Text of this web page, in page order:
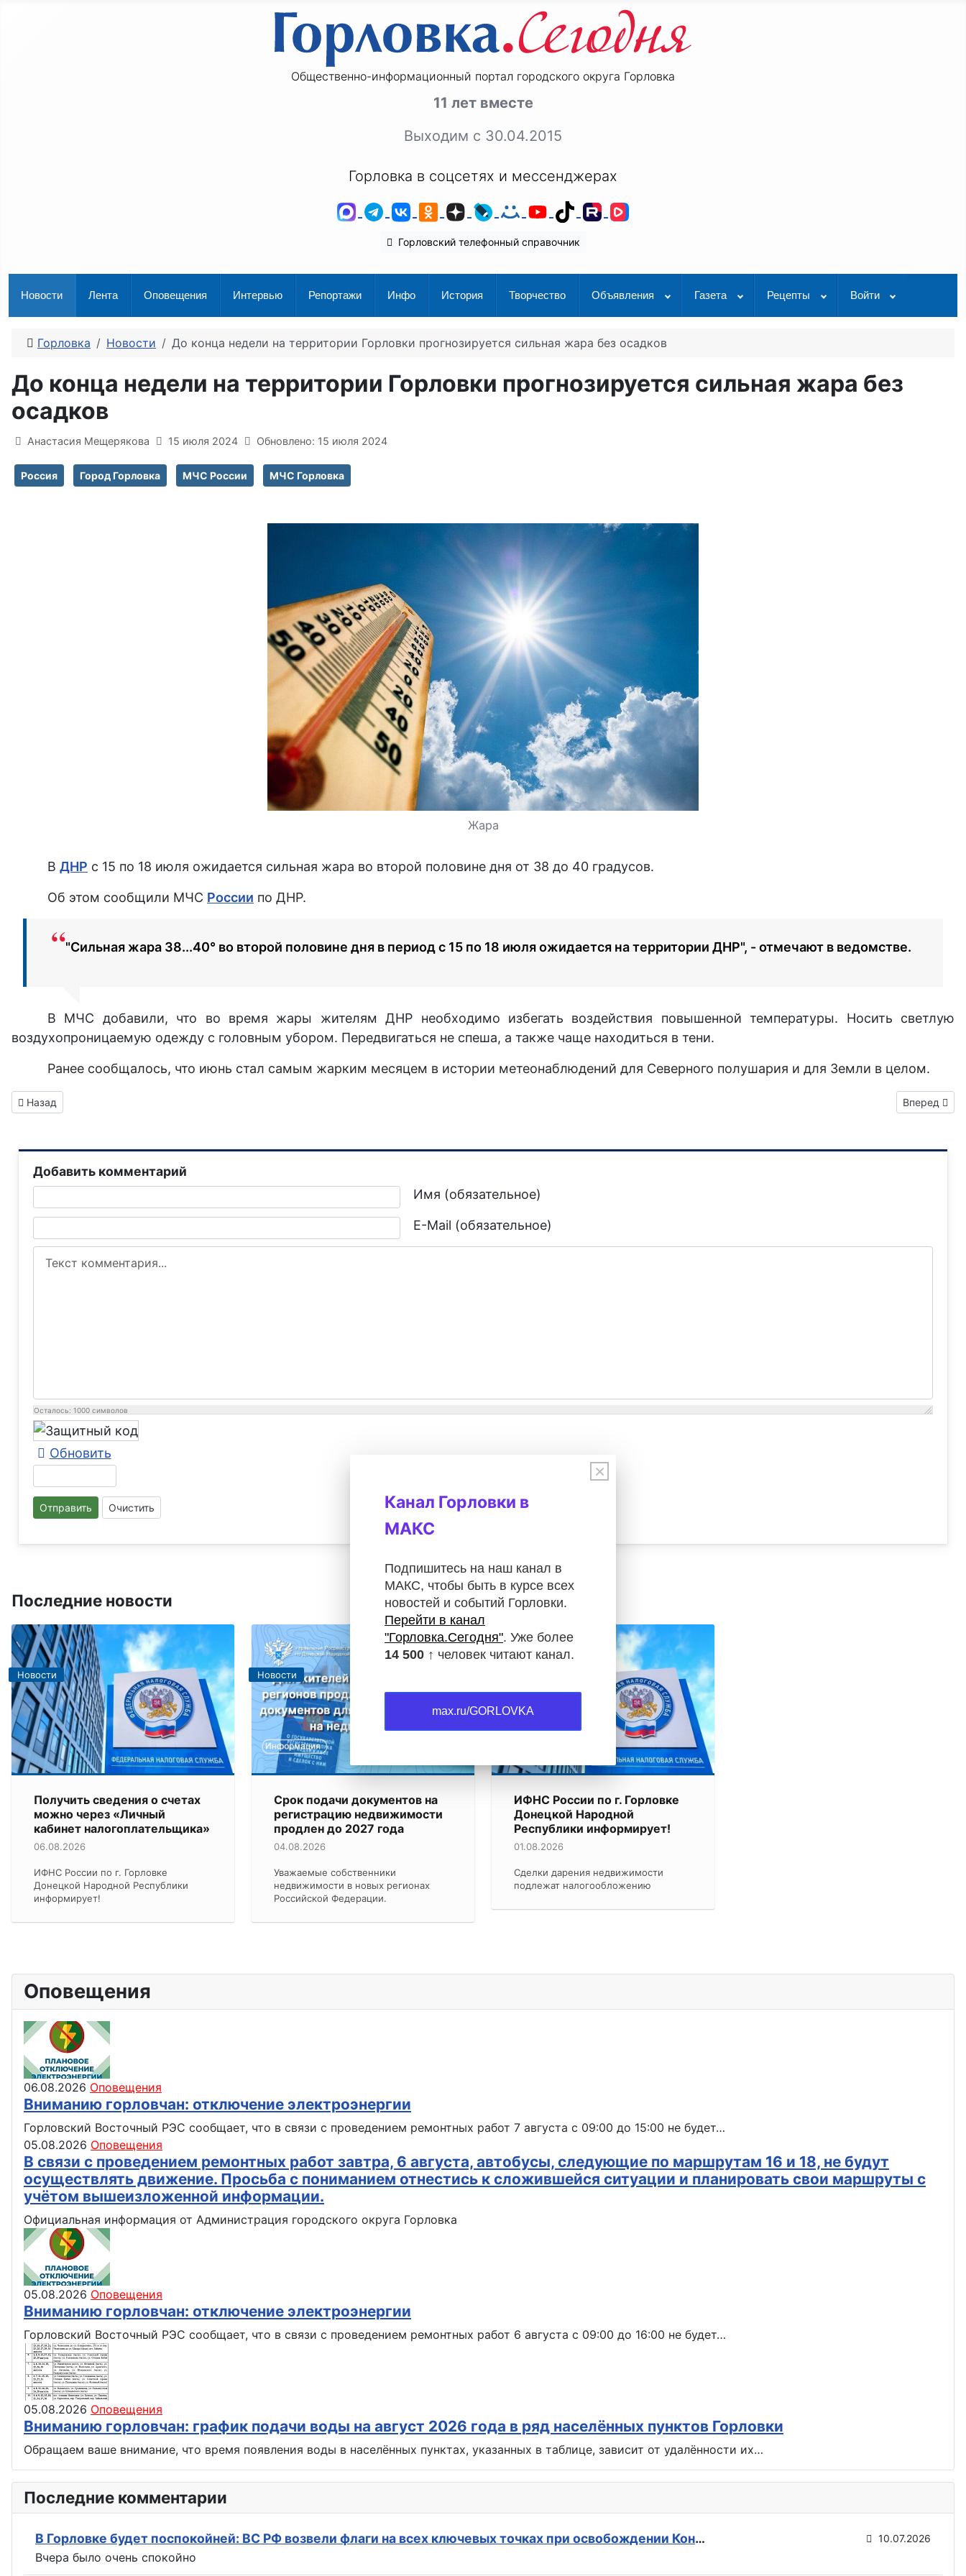
Общественно-информационный портал городского округа Горловка
11 лет вместе
Выходим с 30.04.2015
Горловка в соцсетях и мессенджерах
MAXTelegram
ВКонтакте
Одноклассники
ДзенLiveJournal
Мой Мир
YouTube
TikTokRutube
Горловский телефонный справочник
Новости Лента Оповещения Интервью Репортажи Инфо История Творчество Объявления Газета Рецепты Войти
Горловка Новости До конца недели на территории Горловки прогнозируется сильная жара без осадков
До конца недели на территории Горловки прогнозируется сильная жара без
осадков
Информация о материале
Анастасия Мещерякова 15 июля 2024 Обновлено: 15 июля 2024
Россия Город Горловка МЧС России МЧС Горловка
Жара
В ДНР с 15 по 18 июля ожидается сильная жара во второй половине дня от 38 до 40 градусов.
Об этом сообщили МЧС России по ДНР.
"Сильная жара 38...40° во второй половине дня в период с 15 по 18 июля ожидается на территории ДНР", - отмечают в ведомстве.
В МЧС добавили, что во время жары жителям ДНР необходимо избегать воздействия повышенной температуры. Носить светлую
воздухопроницаемую одежду с головным убором. Передвигаться не спеша, а также чаще находиться в тени.
Ранее сообщалось, что июнь стал самым жарким месяцем в истории метеонаблюдений для Северного полушария и для Земли в целом.
Предыдущий: Зарегистрировать недвижимость ДНР теперь можно и в Ростовской области
Назад Вперед
Добавить комментарий
Имя (обязательное)
E-Mail (обязательное)
Осталось: 1000 символов
Обновить
Отправить Очистить
Последние новости
Новости
Получить сведения о счетах
можно через «Личный
кабинет налогоплательщика»
06.08.2026
ИФНС России по г. Горловке
Донецкой Народной Республики
информирует!
Новости
Срок подачи документов на
регистрацию недвижимости
продлен до 2027 года
04.08.2026
Уважаемые собственники
недвижимости в новых регионах
Российской Федерации.
ИФНС России по г. Горловке
Донецкой Народной
Республики информирует!
01.08.2026
Сделки дарения недвижимости
подлежат налогообложению
Оповещения
06.08.2026 Оповещения
Вниманию горловчан: отключение электроэнергии
Горловский Восточный РЭС сообщает, что в связи с проведением ремонтных работ 7 августа с 09:00 до 15:00 не будет…
05.08.2026 Оповещения
В связи с проведением ремонтных работ завтра, 6 августа, автобусы, следующие по маршрутам 16 и 18, не будут
осуществлять движение. Просьба с пониманием отнестись к сложившейся ситуации и планировать свои маршруты с
учётом вышеизложенной информации.
Официальная информация от Администрация городского округа Горловка
05.08.2026 Оповещения
Вниманию горловчан: отключение электроэнергии
Горловский Восточный РЭС сообщает, что в связи с проведением ремонтных работ 6 августа с 09:00 до 16:00 не будет…
05.08.2026 Оповещения
Вниманию горловчан: график подачи воды на август 2026 года в ряд населённых пунктов Горловки
Обращаем ваше внимание, что время появления воды в населённых пунктах, указанных в таблице, зависит от удалённости их…
Последние комментарии
В Горловке будет поспокойней: ВС РФ возвели флаги на всех ключевых точках при освобождении Константиновки 10.07.2026
Вчера было очень спокойно
×
Канал Горловки в
МАКС
Подпишитесь на наш канал в
МАКС, чтобы быть в курсе всех
новостей и событий Горловки.
Перейти в канал
"Горловка.Сегодня". Уже более
14 500 ↑ человек читают канал.
max.ru/GORLOVKA